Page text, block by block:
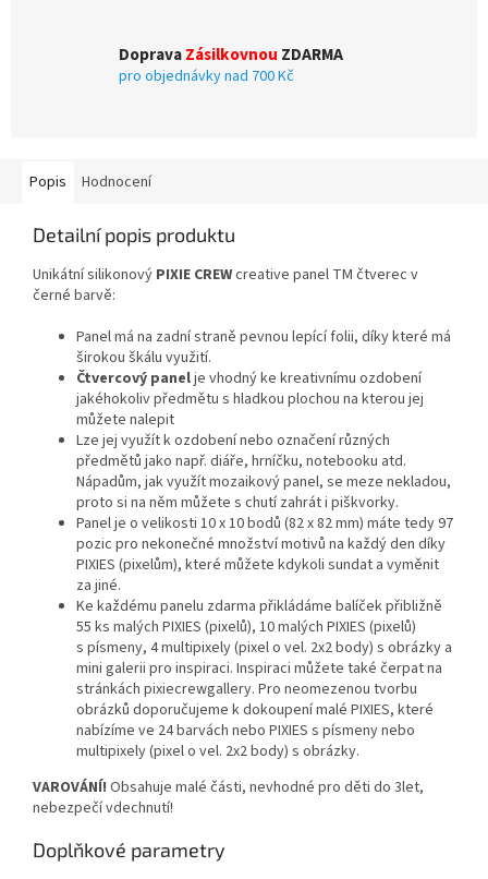
DopravaZásilkovnou ZDARMA
pro objednávky nad 700 Kč
Popis Hodnocení
Detailní popis produktu
Unikátní silikonový PIXIE CREWcreative panel TM čtverec v
černé barvě:
Panel má na zadní straně pevnou lepící folii, díky které má
širokou škálu využití.
Čtvercový panelje vhodný ke kreativnímu ozdobení
jakéhokoliv předmětu s hladkou plochou na kterou jej
můžete nalepit
Lze jej využít k ozdobení nebo označení různých
předmětů jako např. diáře, hrníčku, notebooku atd.
Nápadům, jak využít mozaikový panel, se meze nekladou,
proto si na něm můžete s chutí zahrát i piškvorky.
Panel je o velikosti 10 x 10 bodů (82 x 82 mm) máte tedy 97
pozic pro nekonečné množství motivů na každý den díky
PIXIES (pixelům), které můžete kdykoli sundat a vyměnit
za jiné.
Ke každému panelu zdarma přikládáme balíček přibližně
55 ks malých PIXIES (pixelů), 10 malých PIXIES (pixelů)
s písmeny, 4 multipixely (pixel o vel. 2x2 body) s obrázky a
mini galerii pro inspiraci. Inspiraci můžete také čerpat na
stránkách pixiecrewgallery. Pro neomezenou tvorbu
obrázků doporučujeme k dokoupení malé PIXIES, které
nabízíme ve 24 barvách nebo PIXIES s písmeny nebo
multipixely (pixel o vel. 2x2 body) s obrázky.
VAROVÁNÍ! Obsahuje malé části, nevhodné pro děti do 3let,
nebezpečí vdechnutí!
Doplňkové parametry